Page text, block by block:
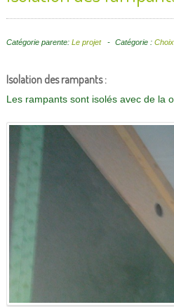
Catégorie parente: Le projet Catégorie :
Isolation des rampants :
Les rampants sont isolés avec de la